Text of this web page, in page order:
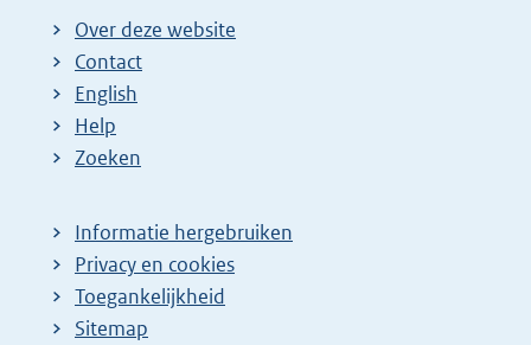
a
:
a
Over deze website
Contact
English
Help
Zoeken
Informatie hergebruiken
Privacy en cookies
Toegankelijkheid
Sitemap